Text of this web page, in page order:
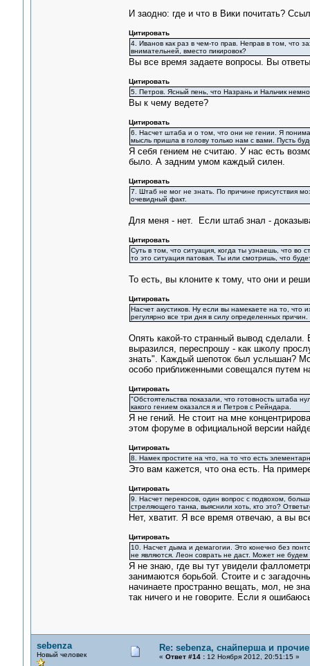
И заодно: где и что в Вики почитать?
Цитировать
4. Иванов как раз в чем-то прав. Неправ в том, что
внимательней, вместо пикировок?
Вы все время задаете вопросы. Вы
Цитировать
5. Петров. Ясный пень, что Назрань и Нальчик
Вы к чему ведете?
Цитировать
6. Насчет штаба и о том, что они не гении. Я
мысль пришла в голову только нам с вами. Пусть
Я себя гением не считаю. У нас есть
было. А задним умом каждый силен.
Цитировать
7. Штаб не мог не знать. По причине присутствия
очевидный факт.
Для меня - нет. Если штаб знал -
Цитировать
Суть в том, что ситуация, когда ты узнаешь, что во
то это ситуация патовая. Ты или смотришь, что
То есть, вы клоните к тому, что они и
Цитировать
Насчет акустиков. Ну если вы намекаете на то, что
регулярно все три дня в силу определенных причин.
Опять какой-то странный вывод
выразился, переспрошу - как школу
знать". Каждый шепоток был услышан?
особо приближенными совещался путем
Цитировать
"Обстоятельства показали, что готовность штаба
какого гением оказался я и Петров с Рейндара.
Я не гений. Не стоит на мне
этом форуме в официальной версии
Цитировать
8. Намек простите на что, на то что есть
Это вам кажется, что она есть. На
Цитировать
9. Насчет перекосов, один вопрос с подвохом,
стреляющего танка, выяснили хоть, кто это?
Нет, хватит. Я все время отвечаю, а вы
Цитировать
10. Насчет дыма и демагогии. Это конечно без
не являются. Леон соврать не даст. Может не
Я не знаю, где вы тут увидели
занимаются борьбой. Стоите и с
начинаете пространно вещать, мол, не
так ничего и не говорите. Если я
sebenza
Новый человек
Re: sebenza, снайперша и
« Ответ #14 :12 Ноября 2012, 20:51:15 »